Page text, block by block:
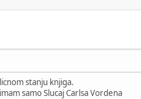
stanju knjiga.
samo Slucaj Carlsa Vordena